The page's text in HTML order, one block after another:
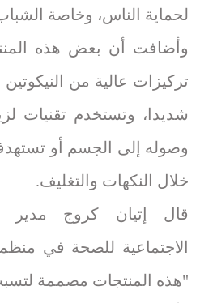
لحماية الناس، وخاصة
وأضافت أن بعض هذه
تركيزات عالية من
شديدا، وتستخدم تقنيات
وصوله إلى الجسم أو
خلال النكهات والتغليف.
قال إتيان كروج مدير
الاجتماعية للصحة في
"هذه المنتجات مصممة